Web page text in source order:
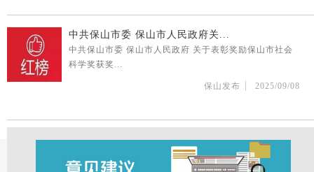
中共保山市委 保山市人民政府关...
中共保山市委 保山市人民政府 关于表彰奖励保山市社会
科学奖获奖...
保山发布 2025/09/08